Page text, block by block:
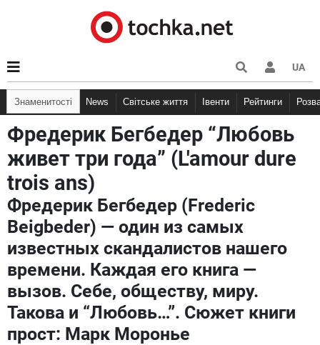
UA
Знаменитості News Світське життя Івенти Рейтинги
Фредерик Бегбедер “Любовь
живет три года” (L'amour dure
trois ans)
Фредерик Бегбедер (Frederic
Beigbeder) — один из самых
известных скандалистов нашего
времени. Каждая его книга —
вызов. Себе, обществу, миру.
Такова и “Любовь…”. Сюжет книги
прост: Марк Моронье